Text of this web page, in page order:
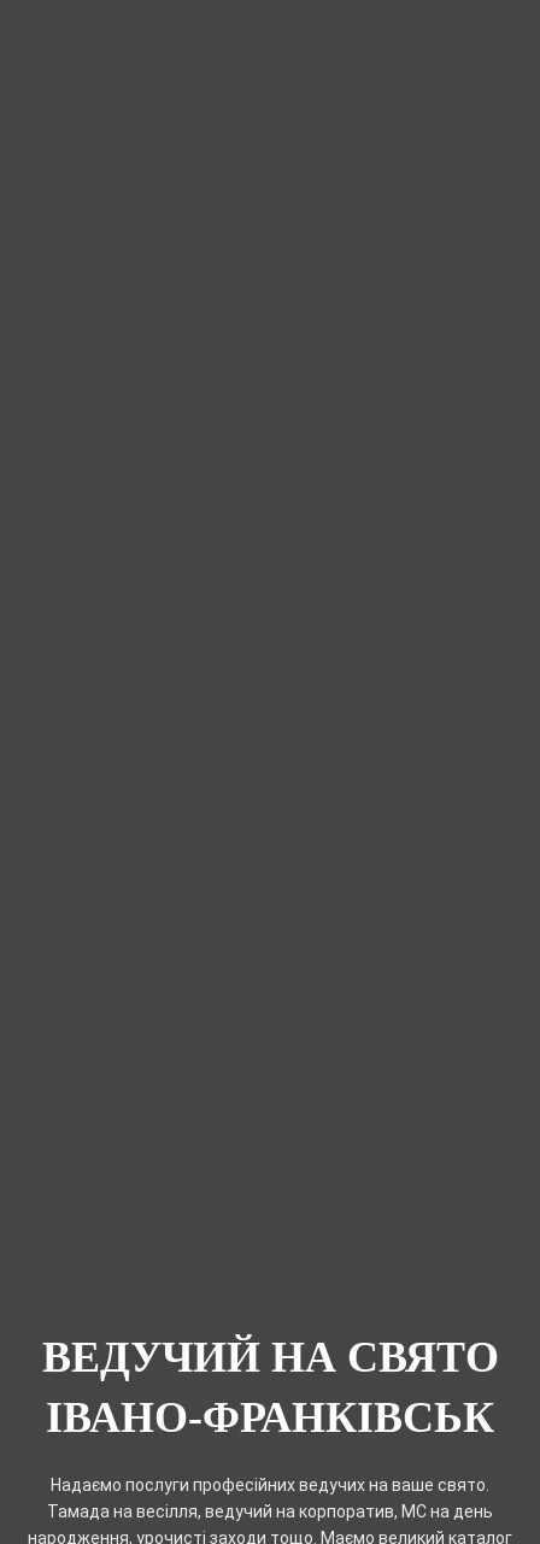
ВЕДУЧИЙ НА СВЯТО
ІВАНО-ФРАНКІВСЬК
Надаємо послуги професійних ведучих на ваше свято.
Тамада на весілля, ведучий на корпоратив, MC на день
народження, урочисті заходи тощо. Маємо великий каталог